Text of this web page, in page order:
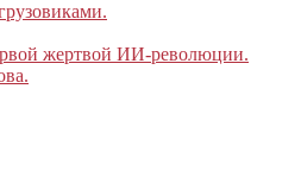
жертвой ИИ-революции.